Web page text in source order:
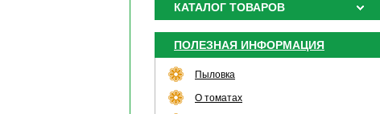
КАТАЛОГ ТОВАРОВ
ПОЛЕЗНАЯ ИНФОРМАЦИЯ
Пыловка
О томатах